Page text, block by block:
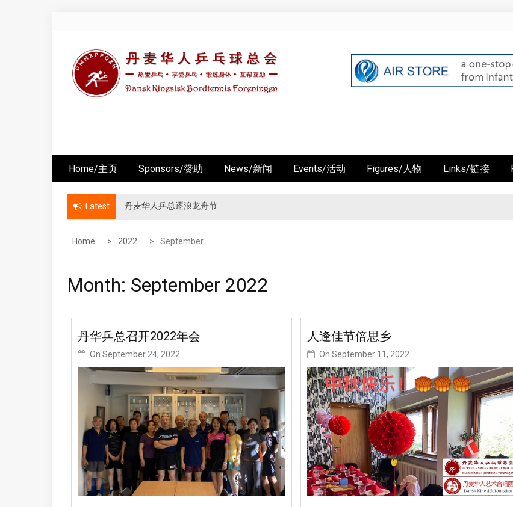
Home/主页 Sponsors/赞助 News/新闻 Events/活动 Figures/人物 Links/链接
Latest 丹麦华人乒总逐浪龙舟节
丹华乒总第八届 “丹华杯” 友谊赛
Home 2022 September
Month: September 2022
丹华乒总召开2022年会
On September 24, 2022
人逢佳节倍思乡
OnSeptember 11, 2022